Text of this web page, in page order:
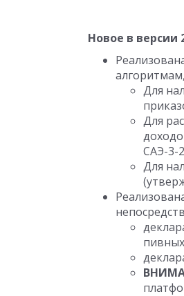
Новое в версии
Для
Для
САЭ-3-
Для